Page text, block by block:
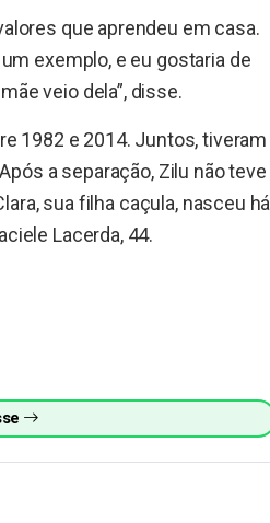
que aprendeu em casa.
exemplo, e eu gostaria de
veio dela”, disse.
1982 e 2014. Juntos, tiveram
a separação, Zilu não teve
sua filha caçula, nasceu há
Lacerda, 44.